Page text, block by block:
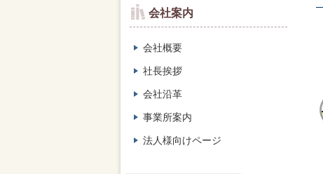
会社案内
会社概要
社長挨拶
会社沿革
事業所案内
法人様向けページ